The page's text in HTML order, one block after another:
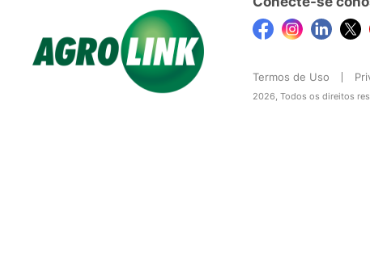
Termos de Uso
2026, Todos os direitos